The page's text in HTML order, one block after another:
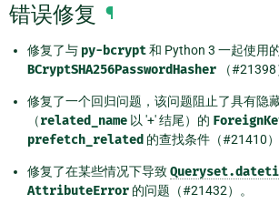
错误修复 ¶
修复了与 py-bcrypt和 Python 3 一起使用
BCryptSHA256PasswordHasher （#21398
修复了一个回归问题，该问题阻止了具有隐
（related_name 以 '+' 结尾）的
prefetch_related 的查找条件（#21410）
修复了在某些情况下导致
AttributeError 的问题（#21432）。